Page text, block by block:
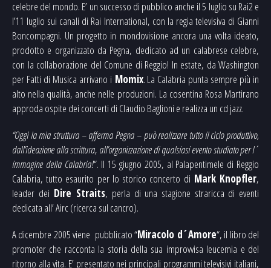
celebre del mondo. E’ un successo di pubblico anche il 5 luglio su Rai2 e
l’11 luglio sui canali di Rai International, con la regia televisiva di Gianni
Boncompagni. Un progetto in mondovisione ancora una volta ideato,
prodotto e organizzato da Pegna, dedicato ad un calabrese celebre,
con la collaborazione del Comune di Reggio! In estate, da Washington
per Fatti di Musica arrivano i Momix. La Calabria punta sempre più in
alto nella qualità, anche nelle produzioni. La cosentina Rosa Martirano
approda ospite dei concerti di Claudio Baglioni e realizza un cd jazz.
“Oggi la mia struttura – afferma Pegna – può realizzare tutto il ciclo produttivo,
dall’ideazione alla scrittura, all’organizzazione di qualsiasi evento studiato per l´
immagine della Calabria!“. Il 15 giugno 2005, al Palapentimele di Reggio
Calabria, tutto esaurito per lo storico concerto di Mark Knopfler,
leader dei Dire Straits, perla di una stagione straricca di eventi
dedicata all’ Airc (ricerca sul cancro).
A dicembre 2005 viene pubblicato “Miracolo d´Amore“, il libro del
promoter che racconta la storia della sua improvvisa leucemia e del
ritorno alla vita. E’ presentato nei principali programmi televisivi italiani,